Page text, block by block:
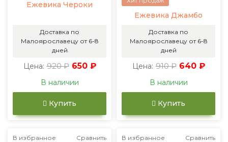
Ежевика Чероки
Доставка по
Малоярославецу от 6-8
дней
Цена: 920 ₽ 650 ₽
В наличии
Купить
Ежевика Джамбо
Доставка по
Малоярославецу от 6-8
дней
Цена: 910 ₽ 640 ₽
В наличии
Купить
В избранное Сравнить В избранное Сравнить